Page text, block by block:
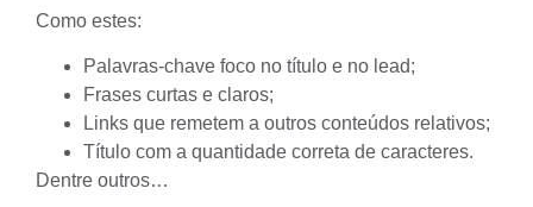
Como estes:
Palavras-chave foco no título e no lead;
Frases curtas e claros;
Links que remetem a outros conteúdos relativos;
Título com a quantidade correta de caracteres.
Dentre outros…